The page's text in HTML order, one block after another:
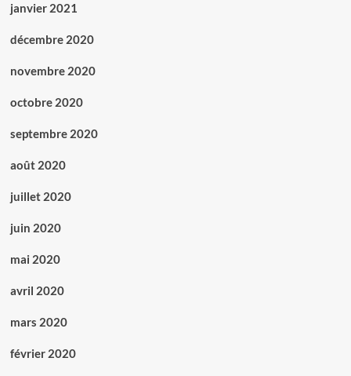
janvier 2021
décembre 2020
novembre 2020
octobre 2020
septembre 2020
août 2020
juillet 2020
juin 2020
mai 2020
avril 2020
mars 2020
février 2020